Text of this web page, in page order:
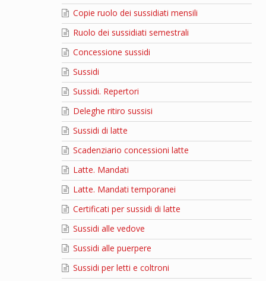
Copie ruolo dei sussidiati mensili
Ruolo dei sussidiati semestrali
Concessione sussidi
Sussidi
Sussidi. Repertori
Deleghe ritiro sussisi
Sussidi di latte
Scadenziario concessioni latte
Latte. Mandati
Latte. Mandati temporanei
Certificati per sussidi di latte
Sussidi alle vedove
Sussidi alle puerpere
Sussidi per letti e coltroni